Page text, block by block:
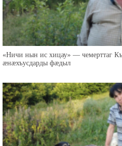
«Ничи нын ис хицау» — чемерттаг
æнæхъусдарды фæдыл